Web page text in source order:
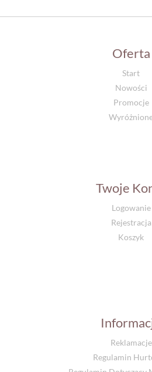
Oferta
Start
Nowości
Promocje
Twoje
Logowanie
Rejestracja
Koszyk
Reklamacje
Regulamin